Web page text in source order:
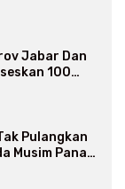
Jabar Dan
100
Pulangkan
Musim Panas